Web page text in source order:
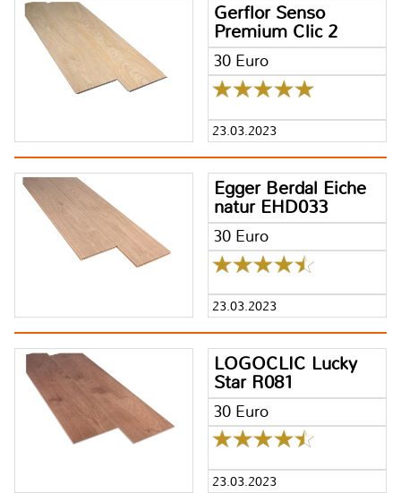
Gerflor Senso
Premium Clic 2
30 Euro
23.03.2023
Egger Berdal Eiche
natur EHD033
30 Euro
23.03.2023
LOGOCLIC Lucky
Star R081
30 Euro
23.03.2023